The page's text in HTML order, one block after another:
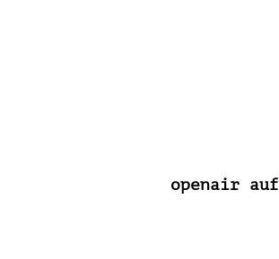
openair